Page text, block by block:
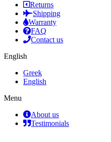
Returns
Shipping
Warranty
FAQ
Contact us
English
Greek
English
Menu
About us
Testimonials